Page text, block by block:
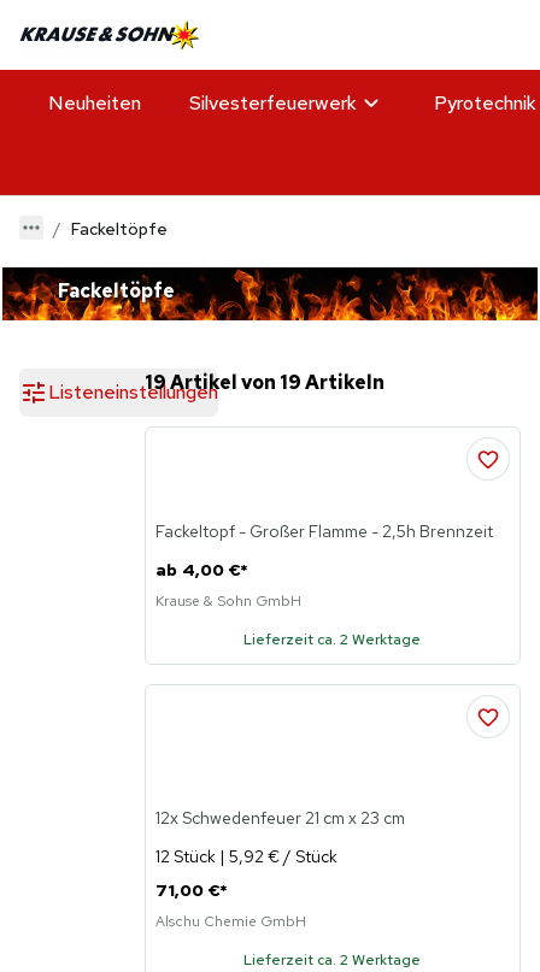
Neuheiten Silvesterfeuerwerk Pyrotechnik
Fackeltöpfe
Fackeltöpfe
Listeneinstellungen19 Artikel von 19 Artikeln
Fackeltopf - Großer Flamme - 2,5h Brennzeit
ab 4,00 €*
Krause & Sohn GmbH
Lieferzeit ca. 2 Werktage
12x Schwedenfeuer 21 cm x 23 cm
12 Stück | 5,92 € / Stück
71,00 €*
Alschu Chemie GmbH
Lieferzeit ca. 2 Werktage